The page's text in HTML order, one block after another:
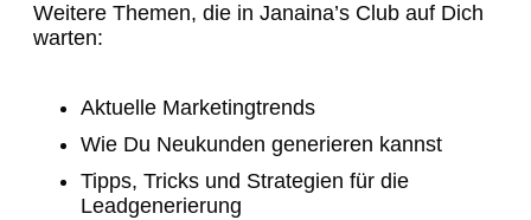
Weitere Themen, die in Janaina’s Club auf Dich
warten:
Aktuelle Marketingtrends
Wie Du Neukunden generieren kannst
Tipps, Tricks und Strategien für die
Leadgenerierung